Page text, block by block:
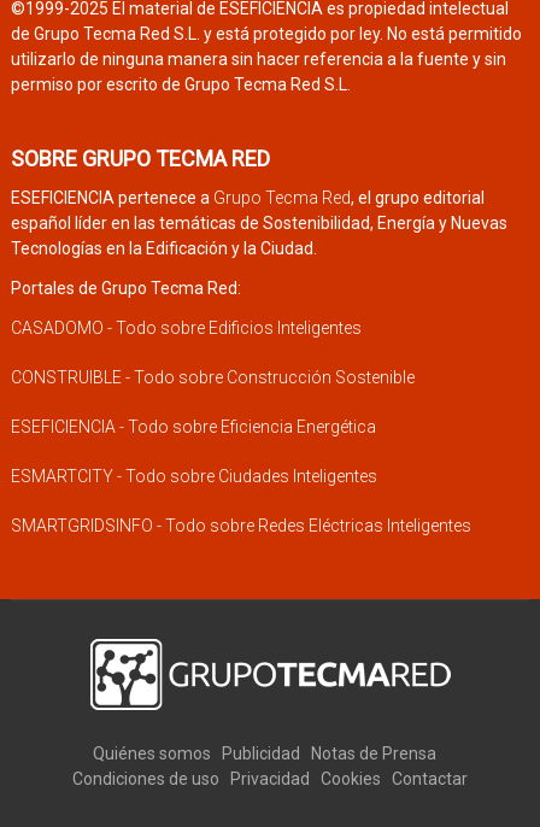
©1999-2025 El material de ESEFICIENCIA es propiedad intelectual
de Grupo Tecma Red S.L. y está protegido por ley. No está permitido
utilizarlo de ninguna manera sin hacer referencia a la fuente y sin
permiso por escrito de Grupo Tecma Red S.L.
SOBRE GRUPO TECMA RED
ESEFICIENCIA pertenece a Grupo Tecma Red, el grupo editorial
español líder en las temáticas de Sostenibilidad, Energía y Nuevas
Tecnologías en la Edificación y la Ciudad.
Portales de Grupo Tecma Red:
CASADOMO - Todo sobre Edificios Inteligentes
CONSTRUIBLE - Todo sobre Construcción Sostenible
ESEFICIENCIA - Todo sobre Eficiencia Energética
ESMARTCITY - Todo sobre Ciudades Inteligentes
SMARTGRIDSINFO - Todo sobre Redes Eléctricas Inteligentes
Quiénes somos Publicidad
Notas de Prensa
Condiciones de uso
Privacidad Cookies Contactar